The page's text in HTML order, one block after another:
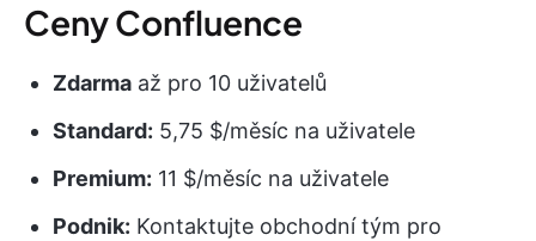
Ceny Confluence
Zdarma až pro 10 uživatelů
Standard: 5,75 $/měsíc na uživatele
Premium: 11 $/měsíc na uživatele
Podnik: Kontaktujte obchodní tým pro